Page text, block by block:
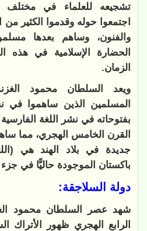
تشجيعه للعلماء في مختلف
اجتمعوا حوله وقدموا الكثير
والفنون، وساهم بعدها
الحضارة الإسلامية في هذه
الزمان.
ويعد السلطان محمود
المسلمين الذين ساهموا في
بفتوحاته في نشر اللغة الفارسية
القرن الخامس الهجري، مما
جديدة في بلاد الهند هي
باكستان الموجودة حاليًّا في
دولة السلاجقة:
شهد عصر السلطان محمود
الرابع الهجري ظهور الأتراك